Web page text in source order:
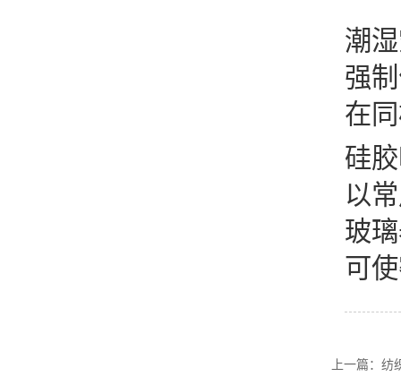
潮
强
在
硅
以
玻
可
上一篇：